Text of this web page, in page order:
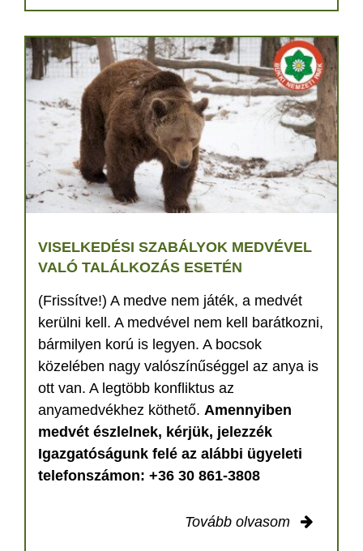
VISELKEDÉSI SZABÁLYOK MEDVÉVEL
VALÓ TALÁLKOZÁS ESETÉN
(Frissítve!) A medve nem játék, a medvét
kerülni kell. A medvével nem kell barátkozni,
bármilyen korú is legyen. A bocsok
közelében nagy valószínűséggel az anya is
ott van. A legtöbb konfliktus az
anyamedvékhez köthető. Amennyiben
medvét észlelnek, kérjük, jelezzék
Igazgatóságunk felé az alábbi ügyeleti
telefonszámon: +36 30 861-3808
Tovább olvasom